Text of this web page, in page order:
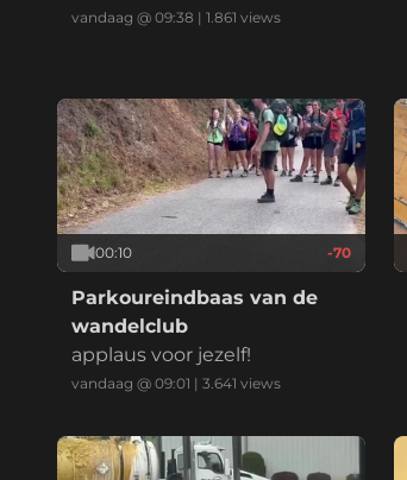
vandaag @ 09:38 | 1.861 views
00:10 -70
Parkoureindbaas van de
wandelclub
applaus voor jezelf!
vandaag @ 09:01 | 3.641 views